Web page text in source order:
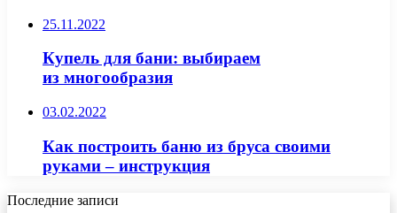
25.11.2022
Купель для бани: выбираем
из многообразия
03.02.2022
Как построить баню из бруса своими
руками – инструкция
Последние записи